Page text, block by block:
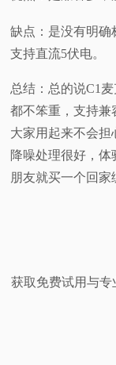
缺点：是没有明确
支持直流5伏电。
总结：总的说C1
都不笨重，支持兼
大家用起来不会担
降噪处理很好，
朋友就买一个回家
获取免费试用与